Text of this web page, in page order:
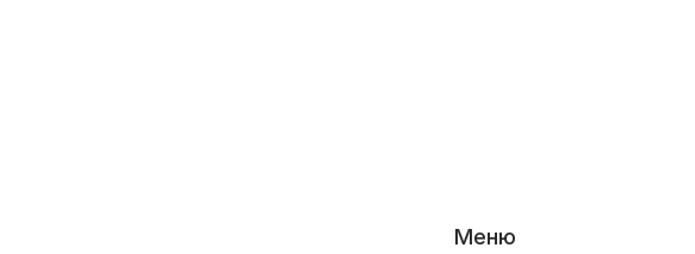
Меню